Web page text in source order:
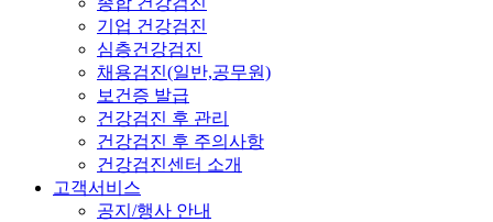
기업 건강검진
심층건강검진
채용검진(일반,공무원)
보건증 발급
건강검진 후 관리
건강검진 후 주의사항
건강검진센터 소개
고객서비스
공지/행사 안내